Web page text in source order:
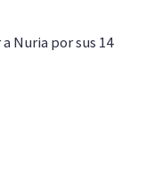
Nuria por sus 14